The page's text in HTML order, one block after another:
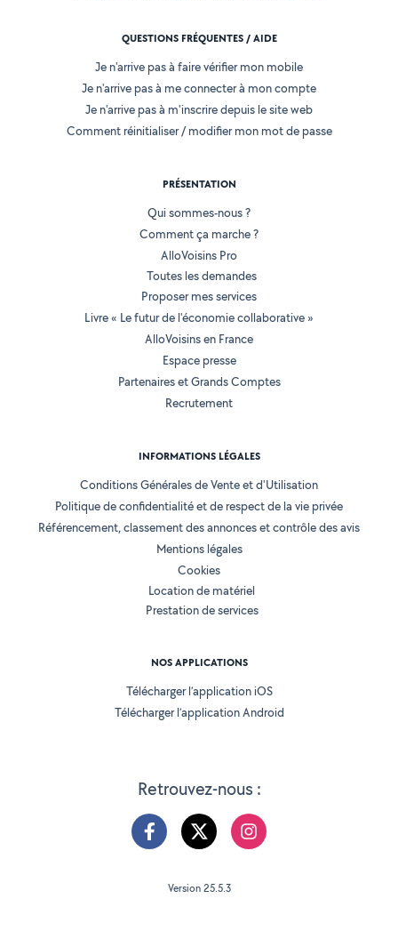
Retrouvez-nous :
QUESTIONS FRÉQUENTES / AIDE
Je n'arrive pas à faire vérifier mon mobile
Je n'arrive pas à me connecter à mon compte
Je n'arrive pas à m'inscrire depuis le site web
Comment réinitialiser / modifier mon mot de passe
PRÉSENTATION
Qui sommes-nous ?
Comment ça marche ?
AlloVoisins Pro
Toutes les demandes
Proposer mes services
Livre « Le futur de l'économie collaborative »
AlloVoisins en France
Espace presse
Partenaires et Grands Comptes
Recrutement
INFORMATIONS LÉGALES
Conditions Générales de Vente et d'Utilisation
Politique de confidentialité et de respect de la vie privée
Référencement, classement des annonces et contrôle des avis
Mentions légales
Cookies
Location de matériel
Prestation de services
NOS APPLICATIONS
Télécharger l’application iOS
Télécharger l’application Android
Version 25.5.3